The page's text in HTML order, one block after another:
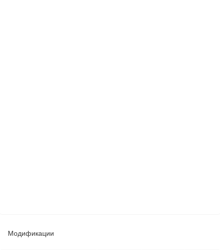
Модификации